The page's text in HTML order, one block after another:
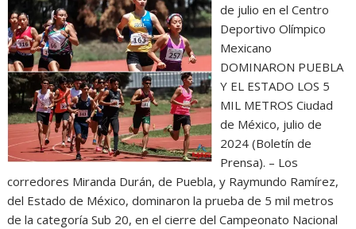
de julio en el Centro
Deportivo Olímpico
Mexicano
DOMINARON PUEBLA
Y EL ESTADO LOS 5
MIL METROS Ciudad
de México, julio de
2024 (Boletín de
Prensa). – Los
corredores Miranda Durán, de Puebla, y Raymundo Ramírez,
del Estado de México, dominaron la prueba de 5 mil metros
de la categoría Sub 20, en el cierre del Campeonato Nacional